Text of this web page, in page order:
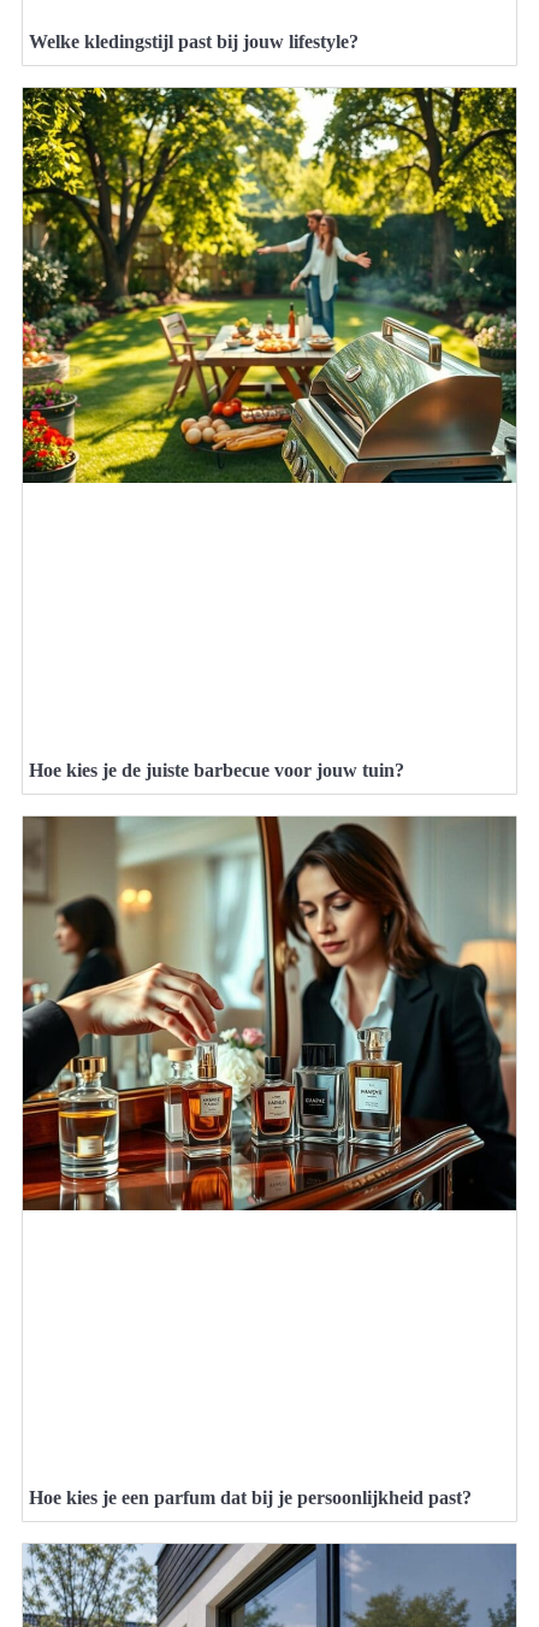
Welke kledingstijl past bij jouw lifestyle?
Hoe kies je de juiste barbecue voor jouw tuin?
Hoe kies je een parfum dat bij je persoonlijkheid past?